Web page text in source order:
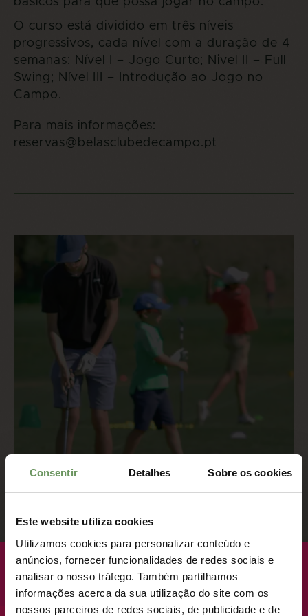
Consentir Detalhes Sobre os cookies
Este website utiliza cookies
Utilizamos cookies para personalizar conteúdo e
anúncios, fornecer funcionalidades de redes sociais e
analisar o nosso tráfego. Também partilhamos
informações acerca da sua utilização do site com os
nossos parceiros de redes sociais, de publicidade e de
O curso está dividido em três níveis
progressivos, cada nível com a duração de 4
semanas: Nível I – Jogo Curto; Nivel II – Full
Swing; Nível III – Introdução ao Jogo no
Campo.
Para mais informações:
reservas@belasclubedecampo.pt
PROGRAMA
JÚNIORBREVEMENTE
NOVO LANÇAMENTO · LOTES PREMIUM